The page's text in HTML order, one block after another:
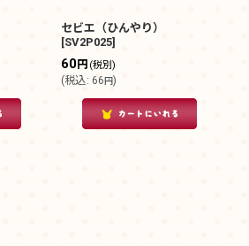
セビエ（ひんやり）
[SV2P025]
60円 (税別)
(税込: 66円)